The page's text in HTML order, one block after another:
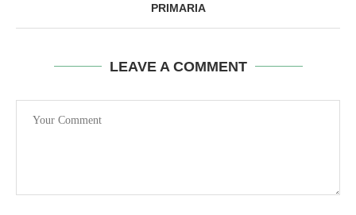
PRIMARIA
LEAVE A COMMENT